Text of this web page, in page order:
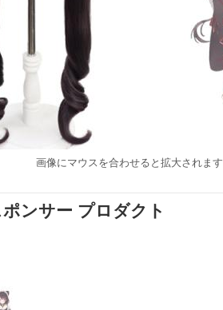
画像にマウスを合わせると拡大されます
ンサー プロダクト